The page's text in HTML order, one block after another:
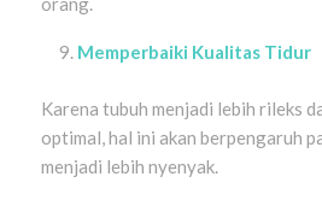
Memperbaiki Kualitas Tidur
Karena tubuh menjadi lebih rileks
optimal, hal ini akan berpengaruh
menjadi lebih nyenyak.